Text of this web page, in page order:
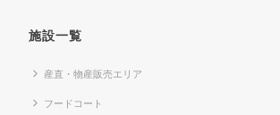
施設一覧
産直・物産販売エリア
フードコート